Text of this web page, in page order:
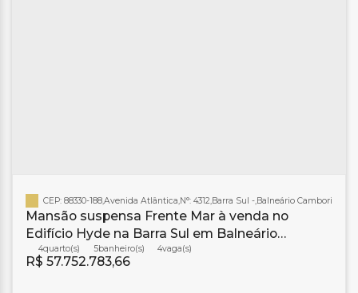
Mansão suspensa Frente Mar à venda no
Edifício Hyde na Barra Sul em Balneário
Camboriú
R$ 57.752.783,66
CEP: 88330-188,Avenida Atlântica,N°: 4312,Barra Sul ,Balneário Camboriú
4 5banheiro(s) 4